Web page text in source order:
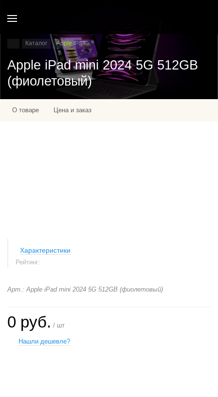
Каталог Apple IPad
Apple iPad mini 2024 5G 512GB
(фиолетовый)
О товаре Цена и заказ
Характеристики
Рейтинг:
Арт.: Apple iPad mini 2024 5G 512GB (фиолетовый)
0 руб. / шт
Нашли дешевле?